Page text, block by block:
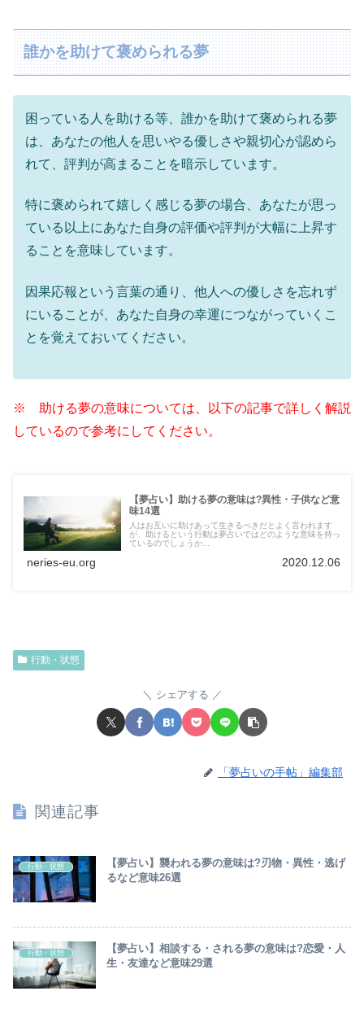
誰かを助けて褒められる夢
困っている人を助ける等、誰かを助けて褒められる夢
は、あなたの他人を思いやる優しさや親切心が認めら
れて、評判が高まることを暗示しています。
特に褒められて嬉しく感じる夢の場合、あなたが思っ
ている以上にあなた自身の評価や評判が大幅に上昇す
ることを意味しています。
因果応報という言葉の通り、他人への優しさを忘れず
にいることが、あなた自身の幸運につながっていくこ
とを覚えておいてください。
※ 助ける夢の意味については、以下の記事で詳しく解説
しているので参考にしてください。
【夢占い】助ける夢の意味は?異性・子供など意
味14選
人はお互いに助けあって生きるべきだとよく言われます
が、助けるという行動は夢占いではどのような意味を持っ
ているのでしょうか...
neries-eu.org 2020.12.06
行動・状態
シェアする
「夢占いの手帖」編集部
関連記事
行動・状態
【夢占い】襲われる夢の意味は?刃物・異性・逃げ
るなど意味26選
行動・状態
【夢占い】相談する・される夢の意味は?恋愛・人
生・友達など意味29選